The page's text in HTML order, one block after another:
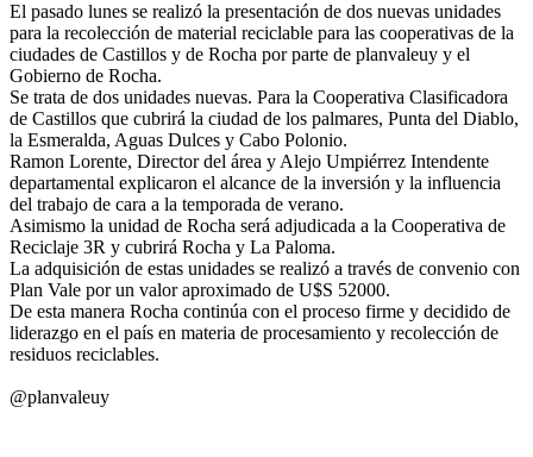
El pasado lunes se realizó la presentación de dos nuevas unidades
para la recolección de material reciclable para las cooperativas de la
ciudades de Castillos y de Rocha por parte de planvaleuy y el
Gobierno de Rocha.
Se trata de dos unidades nuevas. Para la Cooperativa Clasificadora
de Castillos que cubrirá la ciudad de los palmares, Punta del Diablo,
la Esmeralda, Aguas Dulces y Cabo Polonio.
Ramon Lorente, Director del área y Alejo Umpiérrez Intendente
departamental explicaron el alcance de la inversión y la influencia
del trabajo de cara a la temporada de verano.
Asimismo la unidad de Rocha será adjudicada a la Cooperativa de
Reciclaje 3R y cubrirá Rocha y La Paloma.
La adquisición de estas unidades se realizó a través de convenio con
Plan Vale por un valor aproximado de U$S 52000.
De esta manera Rocha continúa con el proceso firme y decidido de
liderazgo en el país en materia de procesamiento y recolección de
residuos reciclables.
@planvaleuy